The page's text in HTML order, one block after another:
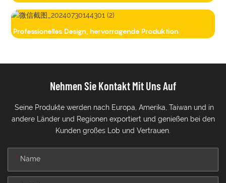
Professionelles Design, hervorragende Produktion
Nehmen Sie Kontakt Mit Uns Auf
Seine Produkte werden nach Europa, Amerika, Taiwan und in
andere Länder und Regionen exportiert und genießen bei den
Kunden großes Lob und Vertrauen.
Name